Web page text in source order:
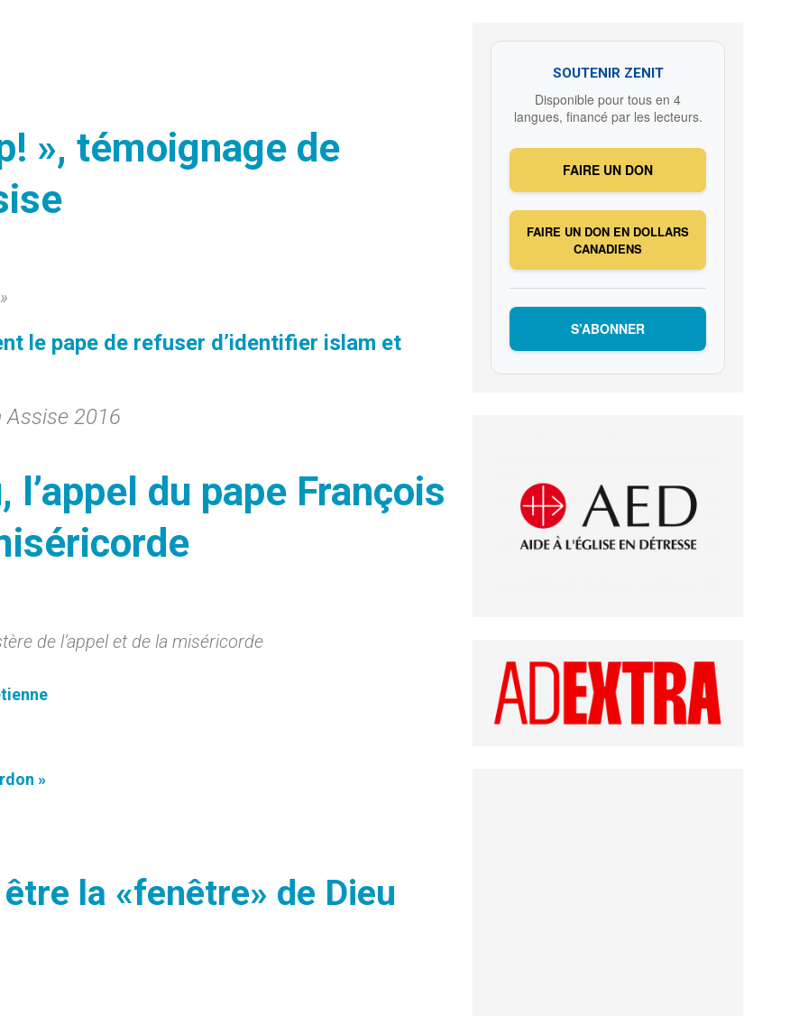
», témoignage de
le pape de refuser d’identifier islam et
Assise 2016
du pape François
de l’appel et de la miséricorde
»
la «fenêtre» de Dieu
SOUTENIR ZENIT
Disponible pour tous en 4
langues, financé par les lecteurs.
FAIRE UN DON
FAIRE UN DON EN DOLLARS
CANADIENS
S’ABONNER